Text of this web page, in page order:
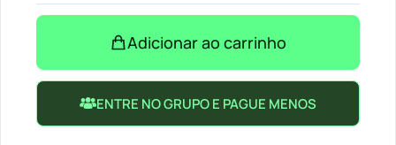
Adicionar ao carrinho
ENTRE NO GRUPO E PAGUE MENOS